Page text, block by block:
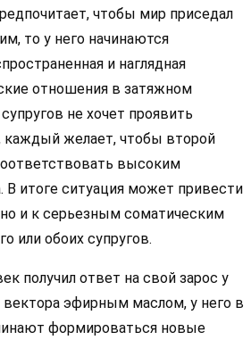
чтобы мир приседал
то у него начинаются
и наглядная
отношения в затяжном
не хочет проявить
каждый желает, чтобы второй
высоким
В итоге ситуация может привести
но и к серьезным соматическим
или обоих супругов.
получил ответ на свой зарос у
вектора эфирным маслом, у него в
формироваться новые